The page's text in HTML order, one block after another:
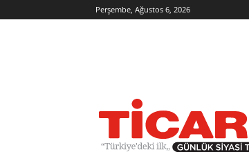
Perşembe, Ağustos 6, 2026